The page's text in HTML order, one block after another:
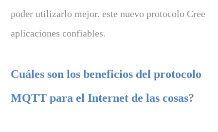
poder utilizarlo mejor. este nuevo protocolo Cree
aplicaciones confiables.
Cuáles son los beneficios del protocolo
MQTT para el Internet de las cosas?